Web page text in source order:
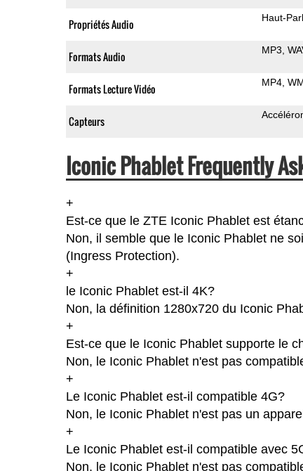
Propriétés Audio Haut-
Formats Audio MP3
Formats Lecture Vidéo MP4
Capteurs
Iconic Phablet Frequently
+
Est-ce que le ZTE Iconic Phablet est
Non, il semble que le Iconic Phablet ne
(Ingress Protection).
+
le Iconic Phablet est-il 4K?
Non, la définition 1280x720 du Iconic
+
Est-ce que le Iconic Phablet supporte le
Non, le Iconic Phablet n'est pas
+
Le Iconic Phablet est-il compatible 4G?
Non, le Iconic Phablet n'est pas un
+
Le Iconic Phablet est-il compatible avec
Non, le Iconic Phablet n'est pas